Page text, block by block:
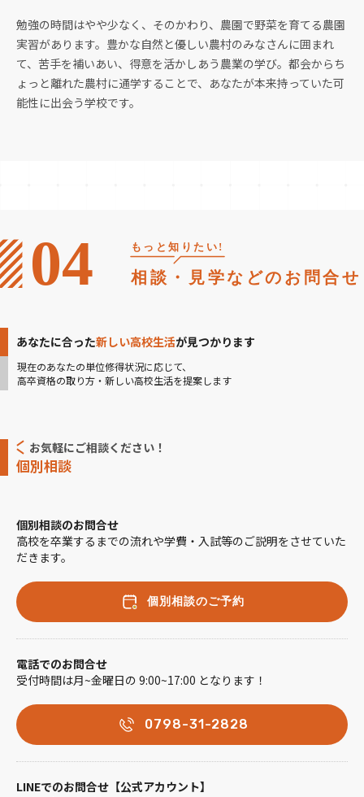
勉強の時間はやや少なく、そのかわり、農園で野菜を育てる農園
実習があります。豊かな自然と優しい農村のみなさんに囲まれ
て、苦手を補いあい、得意を活かしあう農業の学び。都会からち
ょっと離れた農村に通学することで、あなたが本来持っていた可
能性に出会う学校です。
あなたに合った新しい高校生活が見つかります
現在のあなたの単位修得状況に応じて、
高卒資格の取り方・新しい高校生活を提案します
個別相談
お気軽にご相談ください！
個別相談のお問合せ
高校を卒業するまでの流れや学費・入試等のご説明をさせていた
だきます。
個別相談のご予約
電話でのお問合せ
受付時間は月~金曜日の 9:00~17:00 となります！
0798-31-2828
LINEでのお問合せ【公式アカウント】